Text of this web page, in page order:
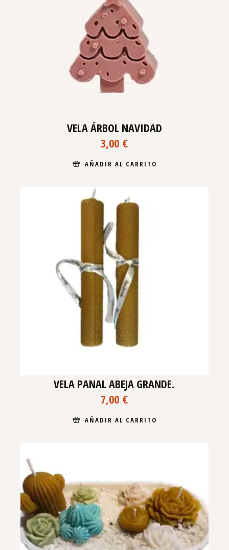
VELA ÁRBOL NAVIDAD
3,00 €
AÑADIR AL CARRITO
VELA PANAL ABEJA GRANDE.
7,00 €
AÑADIR AL CARRITO